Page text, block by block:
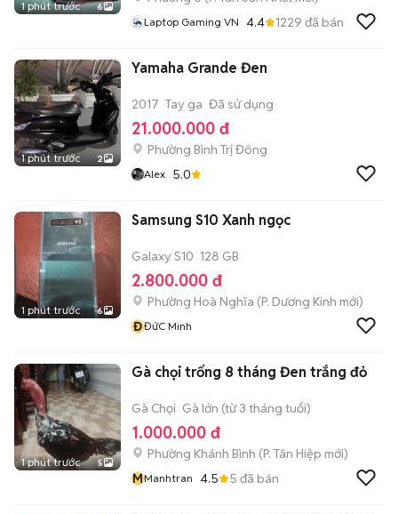
1 phút trước 6
Laptop Gaming VN 4.4 1229 đã bán
1 phút trước 2
Yamaha Grande Đen
2017 Tay ga Đã sử dụng
21.000.000 đ
Phường Bình Trị Đông
Alex 5.0
1 phút trước 6
Samsung S10 Xanh ngọc
Galaxy S10 128 GB
2.800.000 đ
Phường Hoà Nghĩa (P. Dương Kinh mới)
ĐĐứC Minh
1 phút trước 5
Gà chọi trống 8 tháng Đen trắng đỏ
Gà Chọi Gà lớn (từ 3 tháng tuổi)
1.000.000 đ
Phường Khánh Bình (P. Tân Hiệp mới)
MManhtran 4.5 5 đã bán